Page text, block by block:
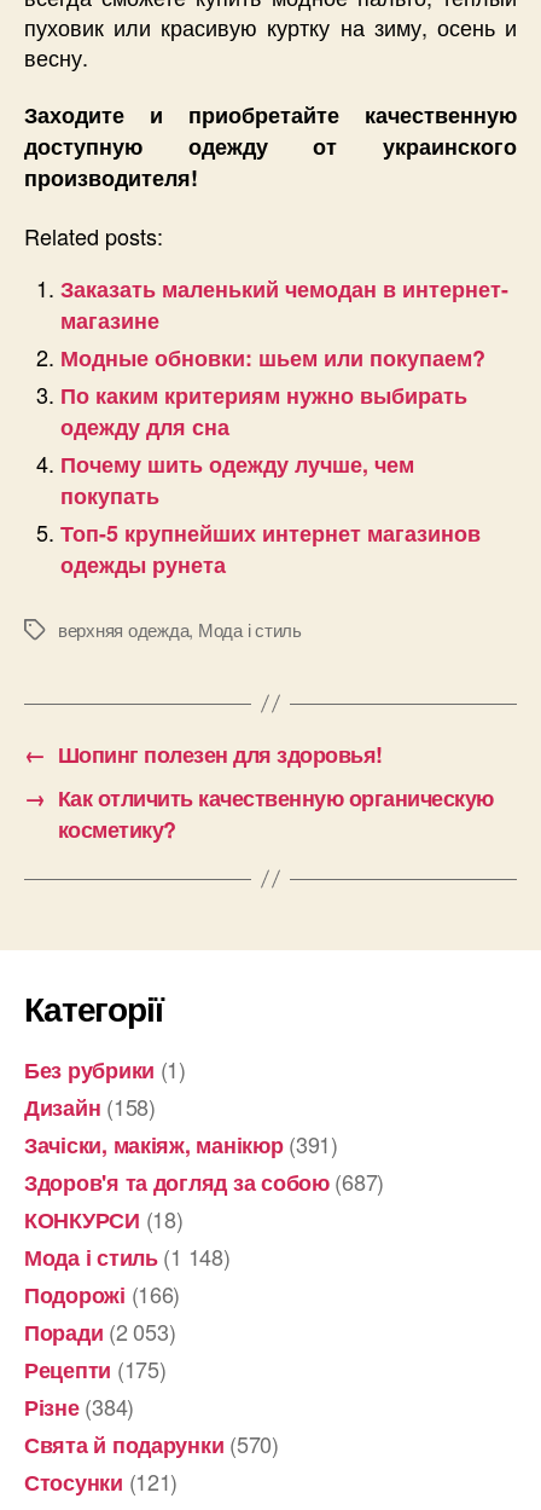
пуховик или красивую куртку на зиму, осень и
весну.
Заходите и приобретайте качественную
доступную одежду от украинского
производителя!
Related posts:
Заказать маленький чемодан в интернет-
магазине
Модные обновки: шьем или покупаем?
По каким критериям нужно выбирать
одежду для сна
Почему шить одежду лучше, чем
покупать
Топ-5 крупнейших интернет магазинов
одежды рунета
Позначкиверхняя одежда, Мода і стиль
← Шопинг полезен для здоровья!
→ Как отличить качественную органическую
косметику?
Категорії
Без рубрики (1)
Дизайн (158)
Зачіски, макіяж, манікюр(391)
Здоров'я та догляд за собою(687)
КОНКУРСИ (18)
Мода і стиль(1 148)
Подорожі (166)
Поради (2 053)
Рецепти (175)
Різне(384)
Свята й подарунки (570)
Стосунки (121)